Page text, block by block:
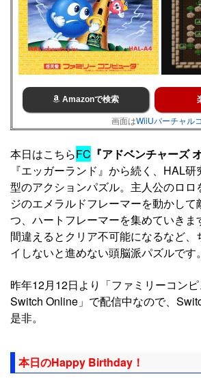
Amazonで検索
画面はWiiUバーチャル
本日はこちらFC 『アドベンチャーズ
『エッガーランド』から続く、HAL
型のアクションパズル。主人公のロロ
ジのエメラルドフレーマーを動かして
つ、ハートフレーマーを集めていきま
間違えるとクリア不可能になるなど、
イしないと進めない頭脳派パズルです
昨年12月12日より「ファミリーコン
Switch Online」で配信中なので、
是非。
本日のHappy Birthday！